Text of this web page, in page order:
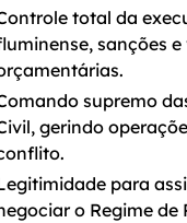
total da
sanções e
supremo
gerindo
para
o Regime de